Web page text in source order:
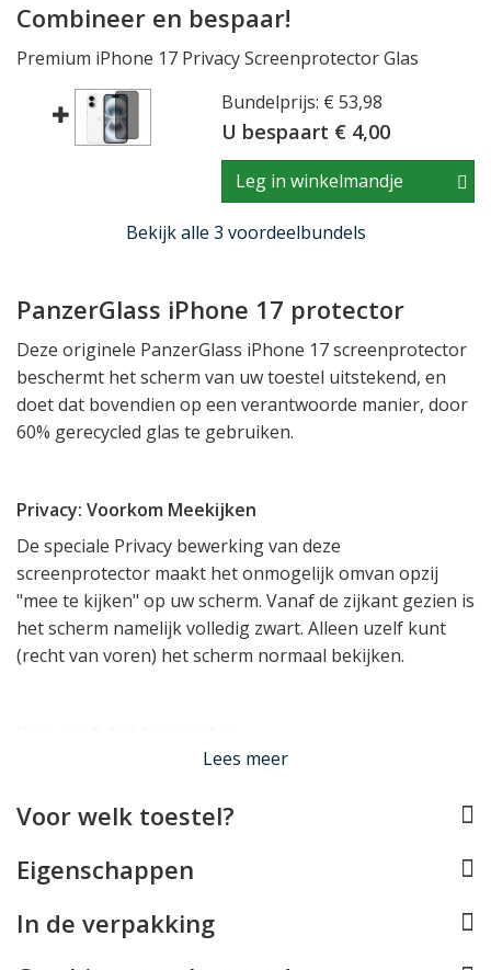
Combineer en bespaar!
Premium iPhone 17 Privacy Screenprotector Glas
Bundelprijs: € 53,98
U bespaart € 4,00
Leg in winkelmandje
Bekijk alle 3 voordeelbundels
PanzerGlass iPhone 17 protector
Deze originele PanzerGlass iPhone 17 screenprotector
beschermt het scherm van uw toestel uitstekend, en
doet dat bovendien op een verantwoorde manier, door
60% gerecycled glas te gebruiken.
Privacy: Voorkom Meekijken
De speciale Privacy bewerking van deze
screenprotector maakt het onmogelijk omvan opzij
"mee te kijken" op uw scherm. Vanaf de zijkant gezien is
het scherm namelijk volledig zwart. Alleen uzelf kunt
(recht van voren) het scherm normaal bekijken.
PanzerGlass staat niet voor niets bekend als één van de
bescherming is ontworpen om uw iPhone te
Scherpe hoeken van de tafel, een harde val op een
scherm: het is allemaal geen probleem voor de kras- en
Lees meer
Voor welk toestel?
Eigenschappen
In de verpakking